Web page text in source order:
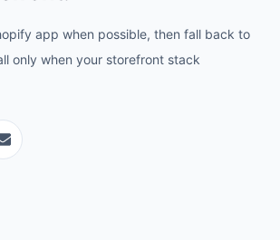
app when possible, then fall back to
only when your storefront stack